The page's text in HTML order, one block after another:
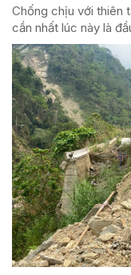
Chống chịu với thiên
cần nhất lúc này là